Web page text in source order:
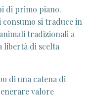
di primo piano.
consumo si traduce in
tradizionali a
libertà di scelta
di una catena di
valore